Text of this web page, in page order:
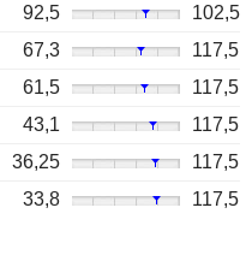
92,5
102,5
67,3
117,5
61,5
117,5
43,1
117,5
36,25
117,5
33,8 117,5